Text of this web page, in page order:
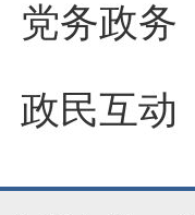
党务政务
政民互动